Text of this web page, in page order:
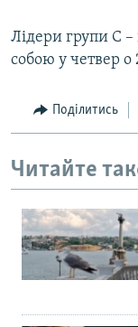
Лідери групи С –
собою у четвер о
Поділитись
Читайте